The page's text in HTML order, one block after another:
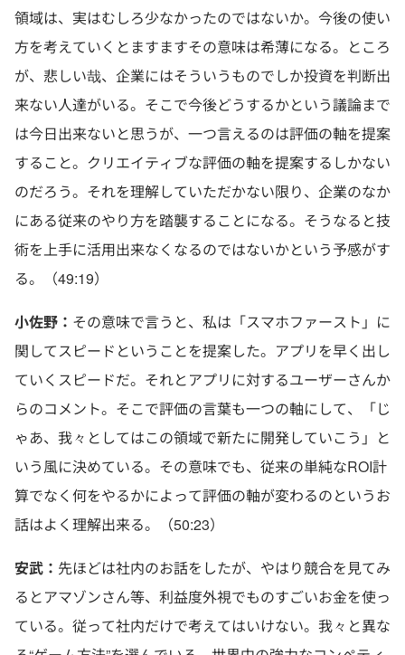
領域は、実はむしろ少なかったのではないか。今後の使い
方を考えていくとますますその意味は希薄になる。ところ
が、悲しい哉、企業にはそういうものでしか投資を判断出
来ない人達がいる。そこで今後どうするかという議論まで
は今日出来ないと思うが、一つ言えるのは評価の軸を提案
すること。クリエイティブな評価の軸を提案するしかない
のだろう。それを理解していただかない限り、企業のなか
にある従来のやり方を踏襲することになる。そうなると技
術を上手に活用出来なくなるのではないかという予感がす
る。（49:19）
小佐野： その意味で言うと、私は「スマホファースト」に
関してスピードということを提案した。アプリを早く出し
ていくスピードだ。それとアプリに対するユーザーさんか
らのコメント。そこで評価の言葉も一つの軸にして、「じ
ゃあ、我々としてはこの領域で新たに開発していこう」と
いう風に決めている。その意味でも、従来の単純なROI計
算でなく何をやるかによって評価の軸が変わるのというお
話はよく理解出来る。（50:23）
安武： 先ほどは社内のお話をしたが、やはり競合を見てみ
るとアマゾンさん等、利益度外視でものすごいお金を使っ
ている。従って社内だけで考えてはいけない。我々と異な